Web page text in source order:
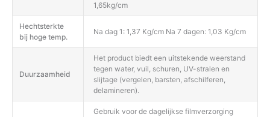
1,65kg/cm
Hechtsterkte
bij hoge temp.
Na dag 1: 1,37 Kg/cm Na 7 dagen: 1,03 Kg/cm
Duurzaamheid
Het product biedt een uitstekende weerstand
tegen water, vuil, schuren, UV-stralen en
slijtage (vergelen, barsten, afschilferen,
delamineren).
Gebruik voor de dagelijkse filmverzorging